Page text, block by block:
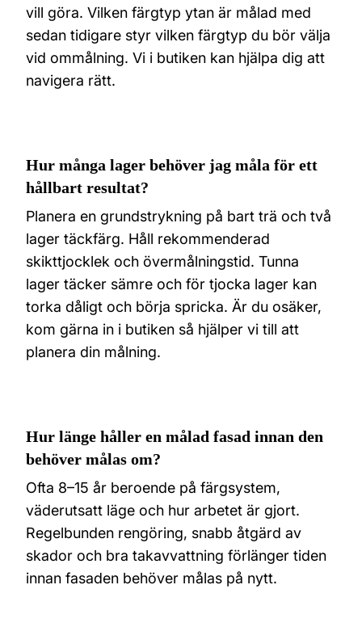
vill göra. Vilken färgtyp ytan är målad med
sedan tidigare styr vilken färgtyp du bör välja
vid ommålning. Vi i butiken kan hjälpa dig att
navigera rätt.
Hur många lager behöver jag måla för ett
hållbart resultat?
Planera en grundstrykning på bart trä och två
lager täckfärg. Håll rekommenderad
skikttjocklek och övermålningstid. Tunna
lager täcker sämre och för tjocka lager kan
torka dåligt och börja spricka. Är du osäker,
kom gärna in i butiken så hjälper vi till att
planera din målning.
Hur länge håller en målad fasad innan den
behöver målas om?
Ofta 8–15 år beroende på färgsystem,
väderutsatt läge och hur arbetet är gjort.
Regelbunden rengöring, snabb åtgärd av
skador och bra takavvattning förlänger tiden
innan fasaden behöver målas på nytt.